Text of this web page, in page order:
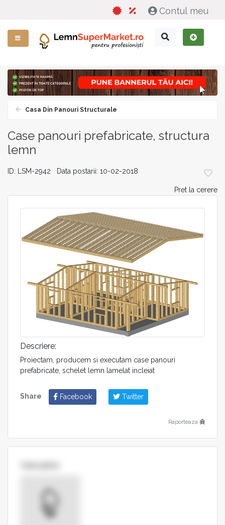
Contul meu
Casa Din Panouri Structurale
Case panouri prefabricate, structura
lemn
ID: LSM-2942 Data postarii: 10-02-2018
Pret la cerere
Descriere:
Proiectam, producem si executam case panouri
prefabricate, schelet lemn lamelat incleiat
Share Facebook Twitter
Raporteaza